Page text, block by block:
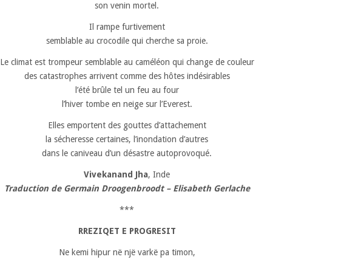
son venin mortel.
Il rampe furtivement
semblable au crocodile qui cherche sa proie.
Le climat est trompeur semblable au caméléon qui change de couleur
des catastrophes arrivent comme des hôtes indésirables
l’été brûle tel un feu au four
l’hiver tombe en neige sur l’Everest.
Elles emportent des gouttes d’attachement
la sécheresse certaines, l’inondation d’autres
dans le caniveau d’un désastre autoprovoqué.
Vivekanand Jha, Inde
Traduction de Germain Droogenbroodt – Elisabeth Gerlache
***
RREZIQET E PROGRESIT
Ne kemi hipur në një varkë pa timon,